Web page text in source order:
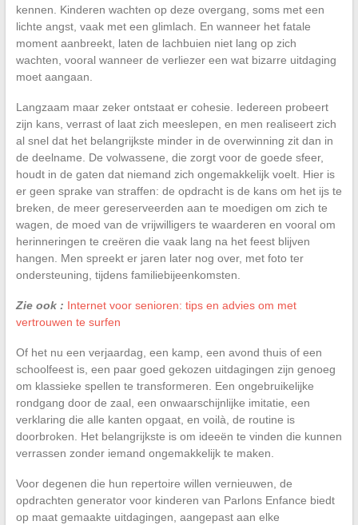
kennen. Kinderen wachten op deze overgang, soms met een
lichte angst, vaak met een glimlach. En wanneer het fatale
moment aanbreekt, laten de lachbuien niet lang op zich
wachten, vooral wanneer de verliezer een wat bizarre uitdaging
moet aangaan.
Langzaam maar zeker ontstaat er cohesie. Iedereen probeert
zijn kans, verrast of laat zich meeslepen, en men realiseert zich
al snel dat het belangrijkste minder in de overwinning zit dan in
de deelname. De volwassene, die zorgt voor de goede sfeer,
houdt in de gaten dat niemand zich ongemakkelijk voelt. Hier is
er geen sprake van straffen: de opdracht is de kans om het ijs te
breken, de meer gereserveerden aan te moedigen om zich te
wagen, de moed van de vrijwilligers te waarderen en vooral om
herinneringen te creëren die vaak lang na het feest blijven
hangen. Men spreekt er jaren later nog over, met foto ter
ondersteuning, tijdens familiebijeenkomsten.
Zie ook : Internet voor senioren: tips en advies om met
vertrouwen te surfen
Of het nu een verjaardag, een kamp, een avond thuis of een
schoolfeest is, een paar goed gekozen uitdagingen zijn genoeg
om klassieke spellen te transformeren. Een ongebruikelijke
rondgang door de zaal, een onwaarschijnlijke imitatie, een
verklaring die alle kanten opgaat, en voilà, de routine is
doorbroken. Het belangrijkste is om ideeën te vinden die kunnen
verrassen zonder iemand ongemakkelijk te maken.
Voor degenen die hun repertoire willen vernieuwen, de
opdrachten generator voor kinderen van Parlons Enfance biedt
op maat gemaakte uitdagingen, aangepast aan elke